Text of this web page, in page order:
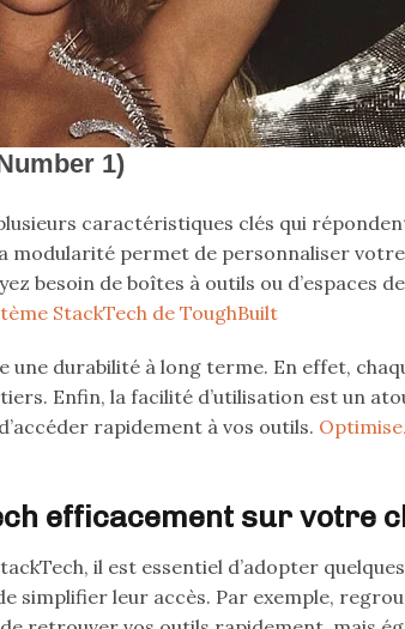
caractéristiques clés qui
modularité permet de personnaliser
besoin de boîtes à outils ou d’espaces
StackTech de ToughBuilt
une durabilité à long terme. En effet,
Enfin, la facilité d’utilisation est un
rapidement à vos outils.
efficacement sur votre
il est essentiel d’adopter
simplifier leur accès. Par exemple,